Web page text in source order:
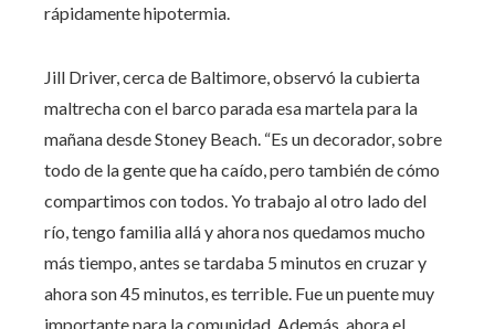
rápidamente hipotermia.
Jill Driver, cerca de Baltimore, observó la cubierta
maltrecha con el barco parada esa martela para la
mañana desde Stoney Beach. “Es un decorador, sobre
todo de la gente que ha caído, pero también de cómo
compartimos con todos. Yo trabajo al otro lado del
río, tengo familia allá y ahora nos quedamos mucho
más tiempo, antes se tardaba 5 minutos en cruzar y
ahora son 45 minutos, es terrible. Fue un puente muy
importante para la comunidad. Además, ahora el